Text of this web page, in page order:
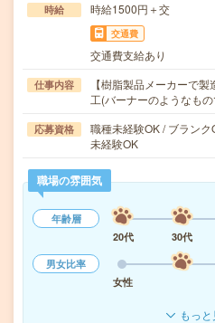
時給 時給1500円＋交
交通費
交通費支給あり
仕事内容
【樹脂製品メーカーで
工(バーナーのようなも
応募資格
職種未経験OK / ブラン
未経験OK
職場の雰囲気
年齢層
20代
30代
男女比率
女性
もっ